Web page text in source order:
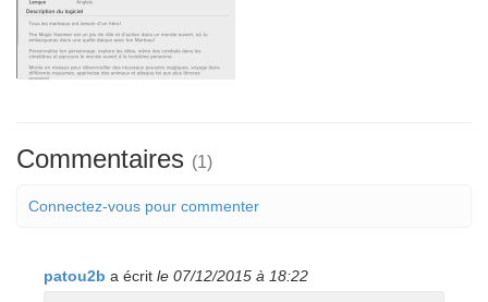
Commentaires (1)
Connectez-vous pour commenter
patou2b a écrit le 07/12/2015 à 18:22